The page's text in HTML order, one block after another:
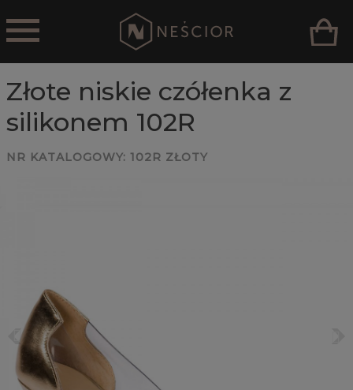
Złote niskie czółenka z
silikonem 102R
NR KATALOGOWY: 102R ZŁOTY